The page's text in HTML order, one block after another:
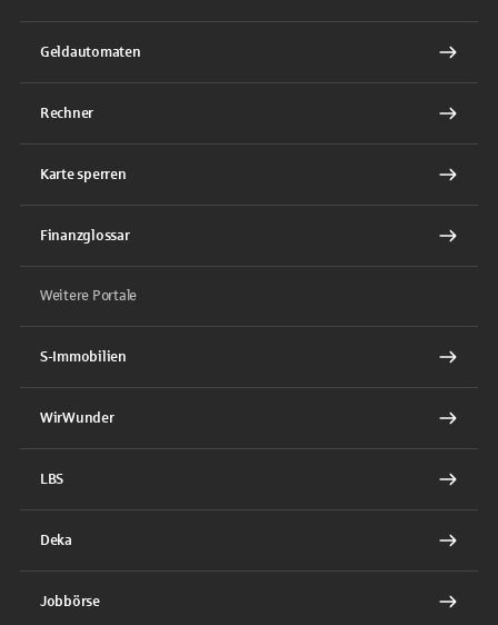
Geldautomaten
Rechner
Karte sperren
Finanzglossar
Weitere Portale
S-Immobilien
WirWunder
LBS
Deka
Jobbörse